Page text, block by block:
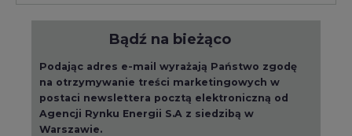
Bądź na bieżąco
Podając adres e-mail wyrażają Państwo zgodę
na otrzymywanie treści marketingowych w
postaci newslettera pocztą elektroniczną od
Agencji Rynku Energii S.A z siedzibą w
Warszawie.